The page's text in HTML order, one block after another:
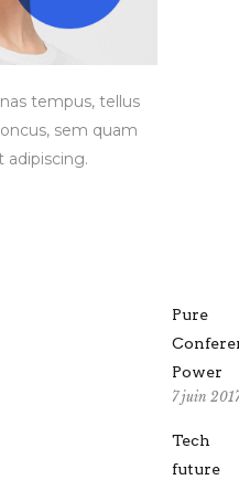
tempus, tellus
sem quam
adipiscing.
Pure
Power
7 juin
Tech
future